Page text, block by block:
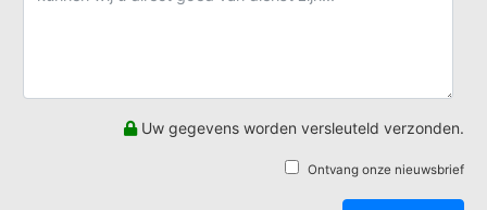
Uw gegevens worden versleuteld verzonden.
Ontvang onze nieuwsbrief